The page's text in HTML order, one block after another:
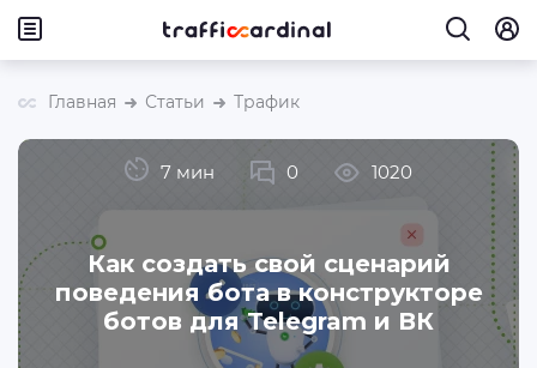
Главная Статьи Трафик
Как создать свой сценарий
поведения бота в конструкторе
ботов для Telegram и ВК
7 мин 0 1020